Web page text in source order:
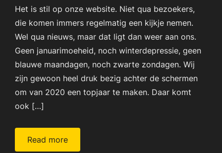
Het is stil op onze website. Niet qua bezoekers,
die komen immers regelmatig een kijkje nemen.
Wel qua nieuws, maar dat ligt dan weer aan ons.
Geen januarimoeheid, noch winterdepressie, geen
blauwe maandagen, noch zwarte zondagen. Wij
zijn gewoon heel druk bezig achter de schermen
om van 2020 een topjaar te maken. Daar komt
ook […]
Read more